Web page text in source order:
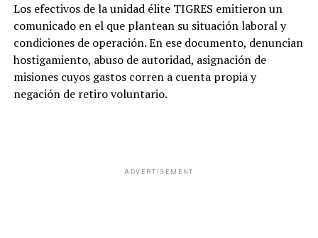
Los efectivos de la unidad élite TIGRES emitieron un
comunicado en el que plantean su situación laboral y
condiciones de operación. En ese documento, denuncian
hostigamiento, abuso de autoridad, asignación de
misiones cuyos gastos corren a cuenta propia y
negación de retiro voluntario.
ADVERTISEMENT